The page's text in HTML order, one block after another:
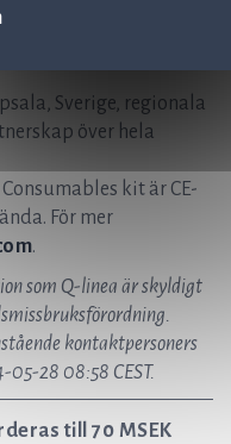
i framtiden, och
Sverige, regionala
över hela
kit är CE-
För mer
.
som Q-linea är skyldigt
kontaktpersoners
05-28 08:58 CEST.
till 70 MSEK